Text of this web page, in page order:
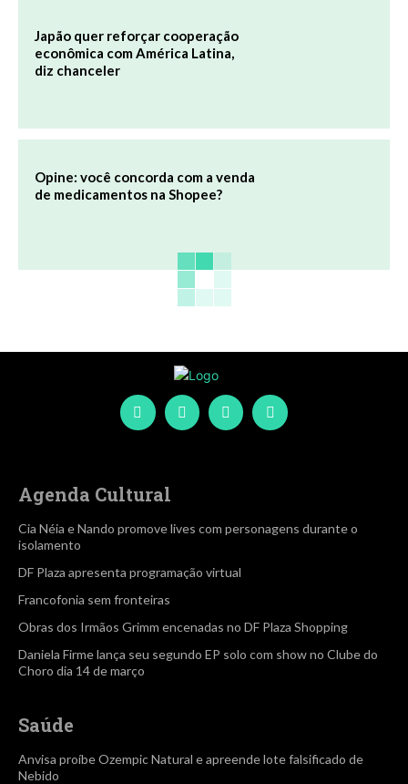
Japão quer reforçar cooperação
econômica com América Latina,
diz chanceler
Opine: você concorda com a venda
de medicamentos na Shopee?
Agenda Cultural
Cia Néia e Nando promove lives com personagens durante o
isolamento
DF Plaza apresenta programação virtual
Francofonia sem fronteiras
Obras dos Irmãos Grimm encenadas no DF Plaza Shopping
Daniela Firme lança seu segundo EP solo com show no Clube do
Choro dia 14 de março
Saúde
Anvisa proíbe Ozempic Natural e apreende lote falsificado de
Nebido